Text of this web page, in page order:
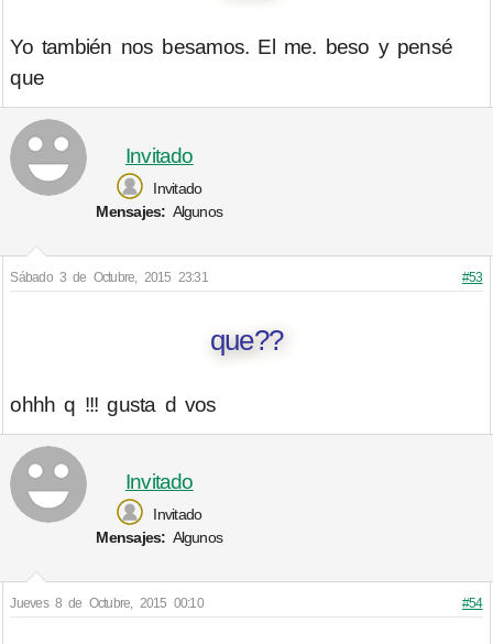
Yo también nos besamos. El me. beso y pensé
que
Invitado
Invitado
Mensajes: Algunos
Sábado 3 de Octubre, 2015 23:31 #53
que??
ohhh q !!! gusta d vos
Invitado
Invitado
Mensajes: Algunos
Jueves 8 de Octubre, 2015 00:10 #54